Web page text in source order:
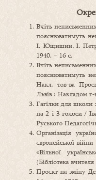
Вчіть
пояснюватимуть
І. Ющишин, І.
1940. – 16 с.
Вчіть
пояснюватимуть
Накл. тов-ва
Львів : Накладом т-
Гагілки для школи :
на 2 і 3 голоси /
Руського
Організація
європейської
«Вільної
(Бібліотека
Проєкт на зміну